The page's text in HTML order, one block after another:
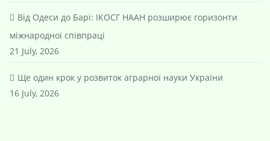
Від Одеси до Барі: ІКОСГ НААН розширює горизонти
міжнародної співпраці
21 July, 2026
Ще один крок у розвиток аграрної науки України
16 July, 2026